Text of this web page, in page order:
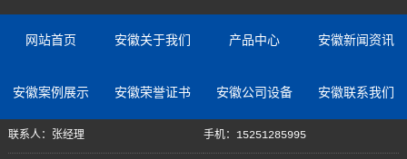
网站首页 安徽关于我们 产品中心 安徽新闻资讯
安徽案例展示 安徽荣誉证书 安徽公司设备 安徽联系我们
联系人：张经理 手机：15251285995